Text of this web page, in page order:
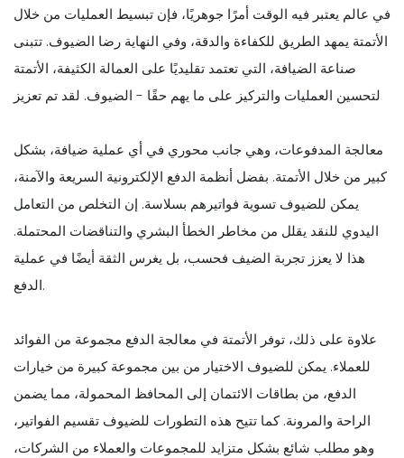
في عالم يعتبر فيه الوقت أمرًا جوهريًا، فإن تبسيط العمليات من خلال
الأتمتة يمهد الطريق للكفاءة والدقة، وفي النهاية رضا الضيوف. تتبنى
صناعة الضيافة، التي تعتمد تقليديًا على العمالة الكثيفة، الأتمتة
لتحسين العمليات والتركيز على ما يهم حقًا - الضيوف. لقد تم تعزيز
معالجة المدفوعات، وهي جانب محوري في أي عملية ضيافة، بشكل
كبير من خلال الأتمتة. بفضل أنظمة الدفع الإلكترونية السريعة والآمنة،
يمكن للضيوف تسوية فواتيرهم بسلاسة. إن التخلص من التعامل
اليدوي للنقد يقلل من مخاطر الخطأ البشري والتناقضات المحتملة.
هذا لا يعزز تجربة الضيف فحسب، بل يغرس الثقة أيضًا في عملية
الدفع.
علاوة على ذلك، توفر الأتمتة في معالجة الدفع مجموعة من الفوائد
للعملاء. يمكن للضيوف الاختيار من بين مجموعة كبيرة من خيارات
الدفع، من بطاقات الائتمان إلى المحافظ المحمولة، مما يضمن
الراحة والمرونة. كما تتيح هذه التطورات للضيوف تقسيم الفواتير،
وهو مطلب شائع بشكل متزايد للمجموعات والعملاء من الشركات،